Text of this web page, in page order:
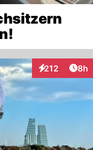
212
Interaktionen
8h